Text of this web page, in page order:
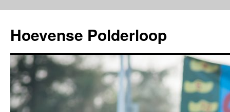
de
inhoud
Hoevense Polderloop